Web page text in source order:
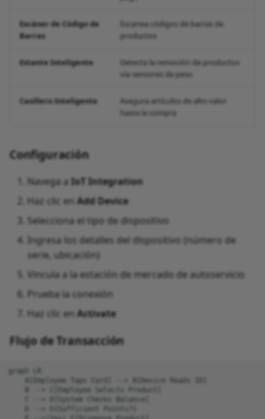
Escáner de Código de
Barras
Escanea códigos de barras de
productos
Estante Inteligente
Detecta la remoción de productos
vía sensores de peso
Casillero Inteligente
Asegura artículos de alto valor
hasta la compra
Configuración
Navega a IoT Integration
Haz clic en Add Device
Selecciona el tipo de dispositivo
Ingresa los detalles del dispositivo (número de
serie, ubicación)
Vincula a la estación de mercado de autoservicio
Prueba la conexión
Haz clic en Activate
Flujo de Transacción
graph LR
    A[Employee Taps Card] --> B[Device Reads ID]
    B --> C[Employee Selects Product]
    C --> D[System Checks Balance]
    D --> E{Sufficient Points?}